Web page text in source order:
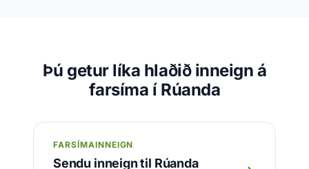
Þú getur líka hlaðið inneign á
farsíma í Rúanda
FARSÍMAINNEIGN
Sendu inneign til Rúanda